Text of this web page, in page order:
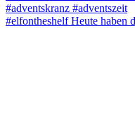
#elfontheshelf Heute haben